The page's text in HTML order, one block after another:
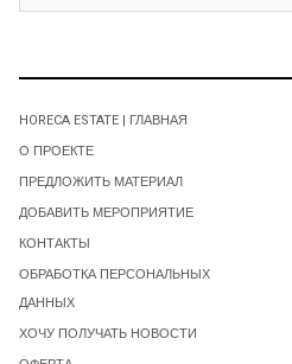
HORECA ESTATE | ГЛАВНАЯ
О ПРОЕКТЕ
ПРЕДЛОЖИТЬ МАТЕРИАЛ
ДОБАВИТЬ МЕРОПРИЯТИЕ
КОНТАКТЫ
ОБРАБОТКА ПЕРСОНАЛЬНЫХ
ДАННЫХ
ХОЧУ ПОЛУЧАТЬ НОВОСТИ